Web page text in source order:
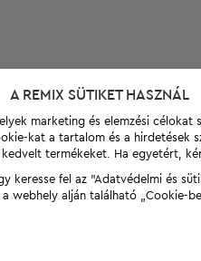
A REMIX SÜTIKET HASZNÁL
marketing és elemzési
kat a tartalom és a hirdetések
termékeket. Ha egyetért,
fel az "Adatvédelmi és
webhely alján található „Cookie-